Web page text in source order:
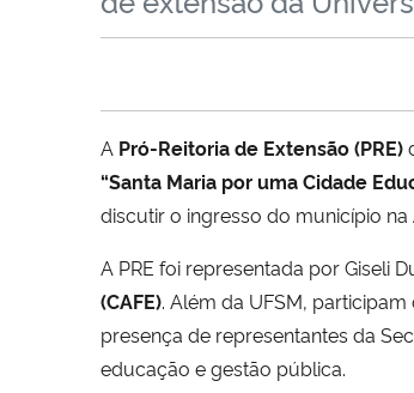
A Pró-Reitoria de Extensão (PRE)
“Santa Maria por uma Cidade
discutir o ingresso do município na
A PRE foi representada por Giseli
(CAFE). Além da UFSM,
presença de representantes da
educação e gestão pública.